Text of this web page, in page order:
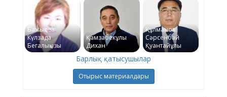
Бажықова
Күлзада
Бегалықызы
Қамзабекұлы
Дихан
Құлманов
Сәрсенбай
Қуантайұлы
Барлық қатысушылар
Отырыс материалдары